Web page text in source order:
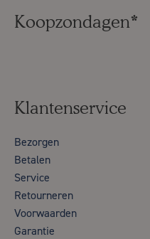
Koopzondagen*
Klantenservice
Bezorgen
Betalen
Service
Retourneren
Voorwaarden
Garantie